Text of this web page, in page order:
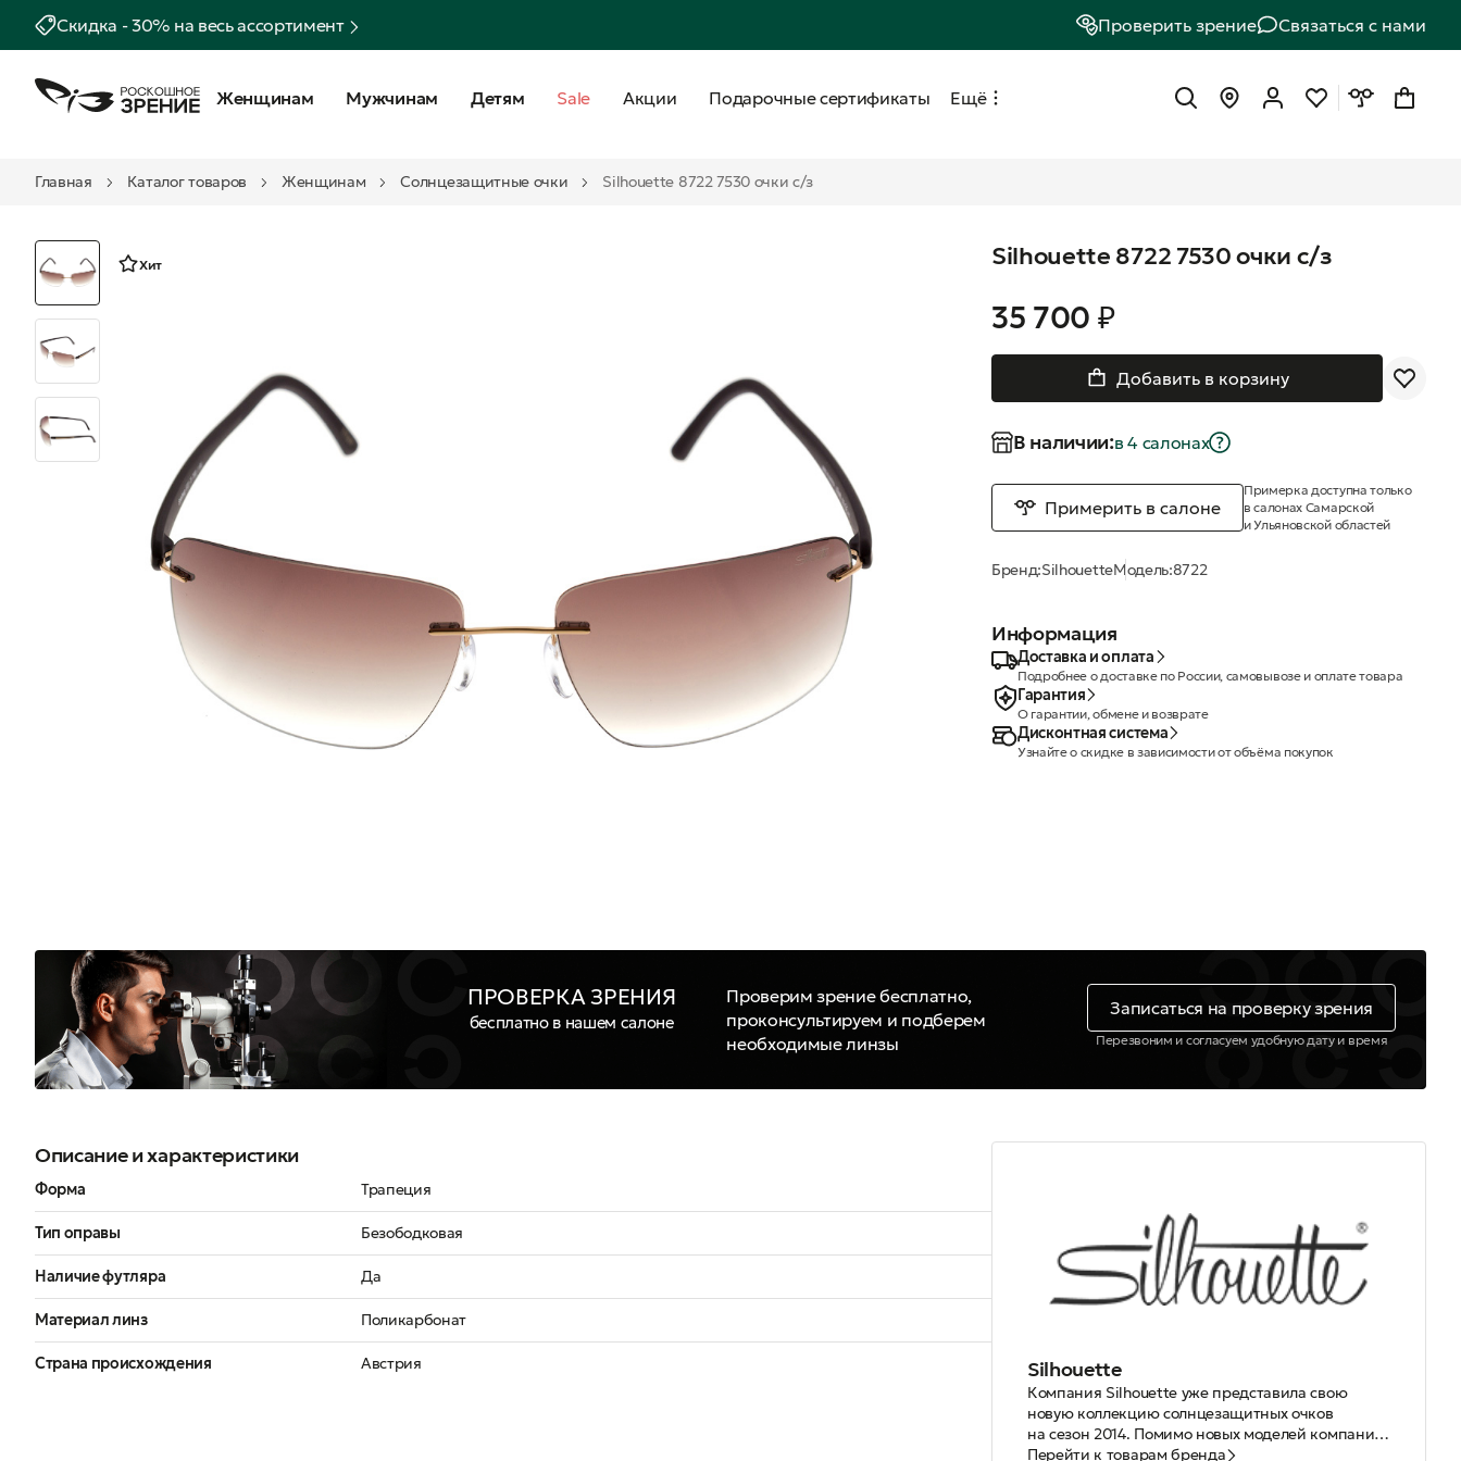
Скидка - 30% на весь ассортимент Проверить зрение Связаться с нами
Женщинам Мужчинам Детям Sale Акции Подарочные сертификаты Ещё
Главная Каталог товаров Женщинам Солнцезащитные очки Silhouette 8722 7530 очки с/з
Хит Silhouette 8722 7530 очки с/з
35 700 ₽
Добавить в корзину
В наличии:в 4 салонах
Примерить в салоне
Примерка доступна только
в салонах Самарской
и Ульяновской областей
Бренд:SilhouetteМодель:8722
Информация
Доставка и оплата
Подробнее о доставке по России, самовывозе и оплате товара
Гарантия
О гарантии, обмене и возврате
Дисконтная система
Узнайте о скидке в зависимости от объёма покупок
ПРОВЕРКА ЗРЕНИЯ
бесплатно в нашем салоне
Проверим зрение бесплатно,
проконсультируем и подберем
необходимые линзы
Записаться на проверку зрения
Перезвоним и согласуем удобную дату и время
Описание и характеристики
Форма Трапеция
Тип оправы Безободковая
Наличие футляра Да
Материал линз Поликарбонат
Страна происхождения Австрия Silhouette
Компания Silhouette уже представила свою
новую коллекцию солнцезащитных очков
на сезон 2014. Помимо новых моделей компания
также анонсировала новые цвета и линзы для
Перейти к товарам бренда